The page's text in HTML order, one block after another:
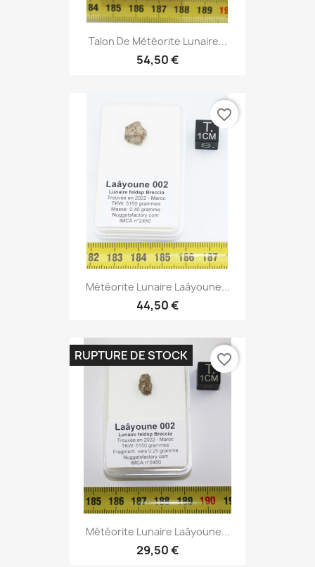
Talon De Météorite Lunaire...
54,50 €
Météorite Lunaire Laâyoune...
44,50 €
favorite_border
Météorite Lunaire Laâyoune...
29,50 €
RUPTURE DE STOCK favorite_border